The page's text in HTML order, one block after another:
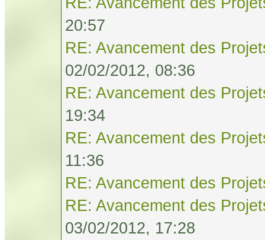
20:57
RE: Avancement des
02/02/2012, 08:36
RE: Avancement des
19:34
RE: Avancement des
11:36
RE: Avancement des
RE: Avancement des
03/02/2012, 17:28